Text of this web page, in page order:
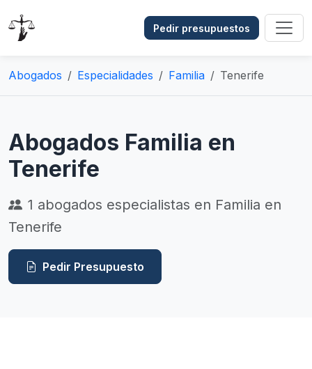
Pedir presupuestos
Abogados Especialidades Familia Tenerife
Abogados Familia en
Tenerife
1 abogados especialistas en Familia en
Tenerife
Pedir Presupuesto